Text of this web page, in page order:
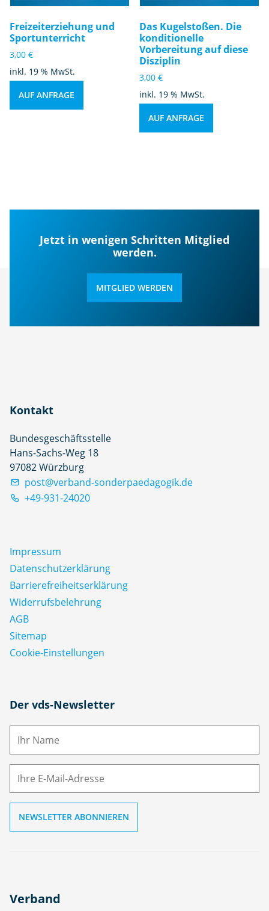
Freizeiterziehung und
Sportunterricht
3,00 €
inkl. 19 % MwSt.
AUF ANFRAGE
Das Kugelstoßen. Die
konditionelle
Vorbereitung auf diese
Disziplin
3,00€
inkl. 19 % MwSt.
AUF ANFRAGE
Jetzt in wenigen Schritten Mitglied
werden.
MITGLIED WERDEN
Kontakt
Bundesgeschäftsstelle
Hans-Sachs-Weg 18
97082 Würzburg
post@verband-sonderpaedagogik.de
+49-931-24020
Impressum
Datenschutz­erklärung
Barrierefreiheitserklärung
Widerrufsbelehrung
AGB
Sitemap
Cookie-Einstellungen
Der vds-Newsletter
N
M
Verband